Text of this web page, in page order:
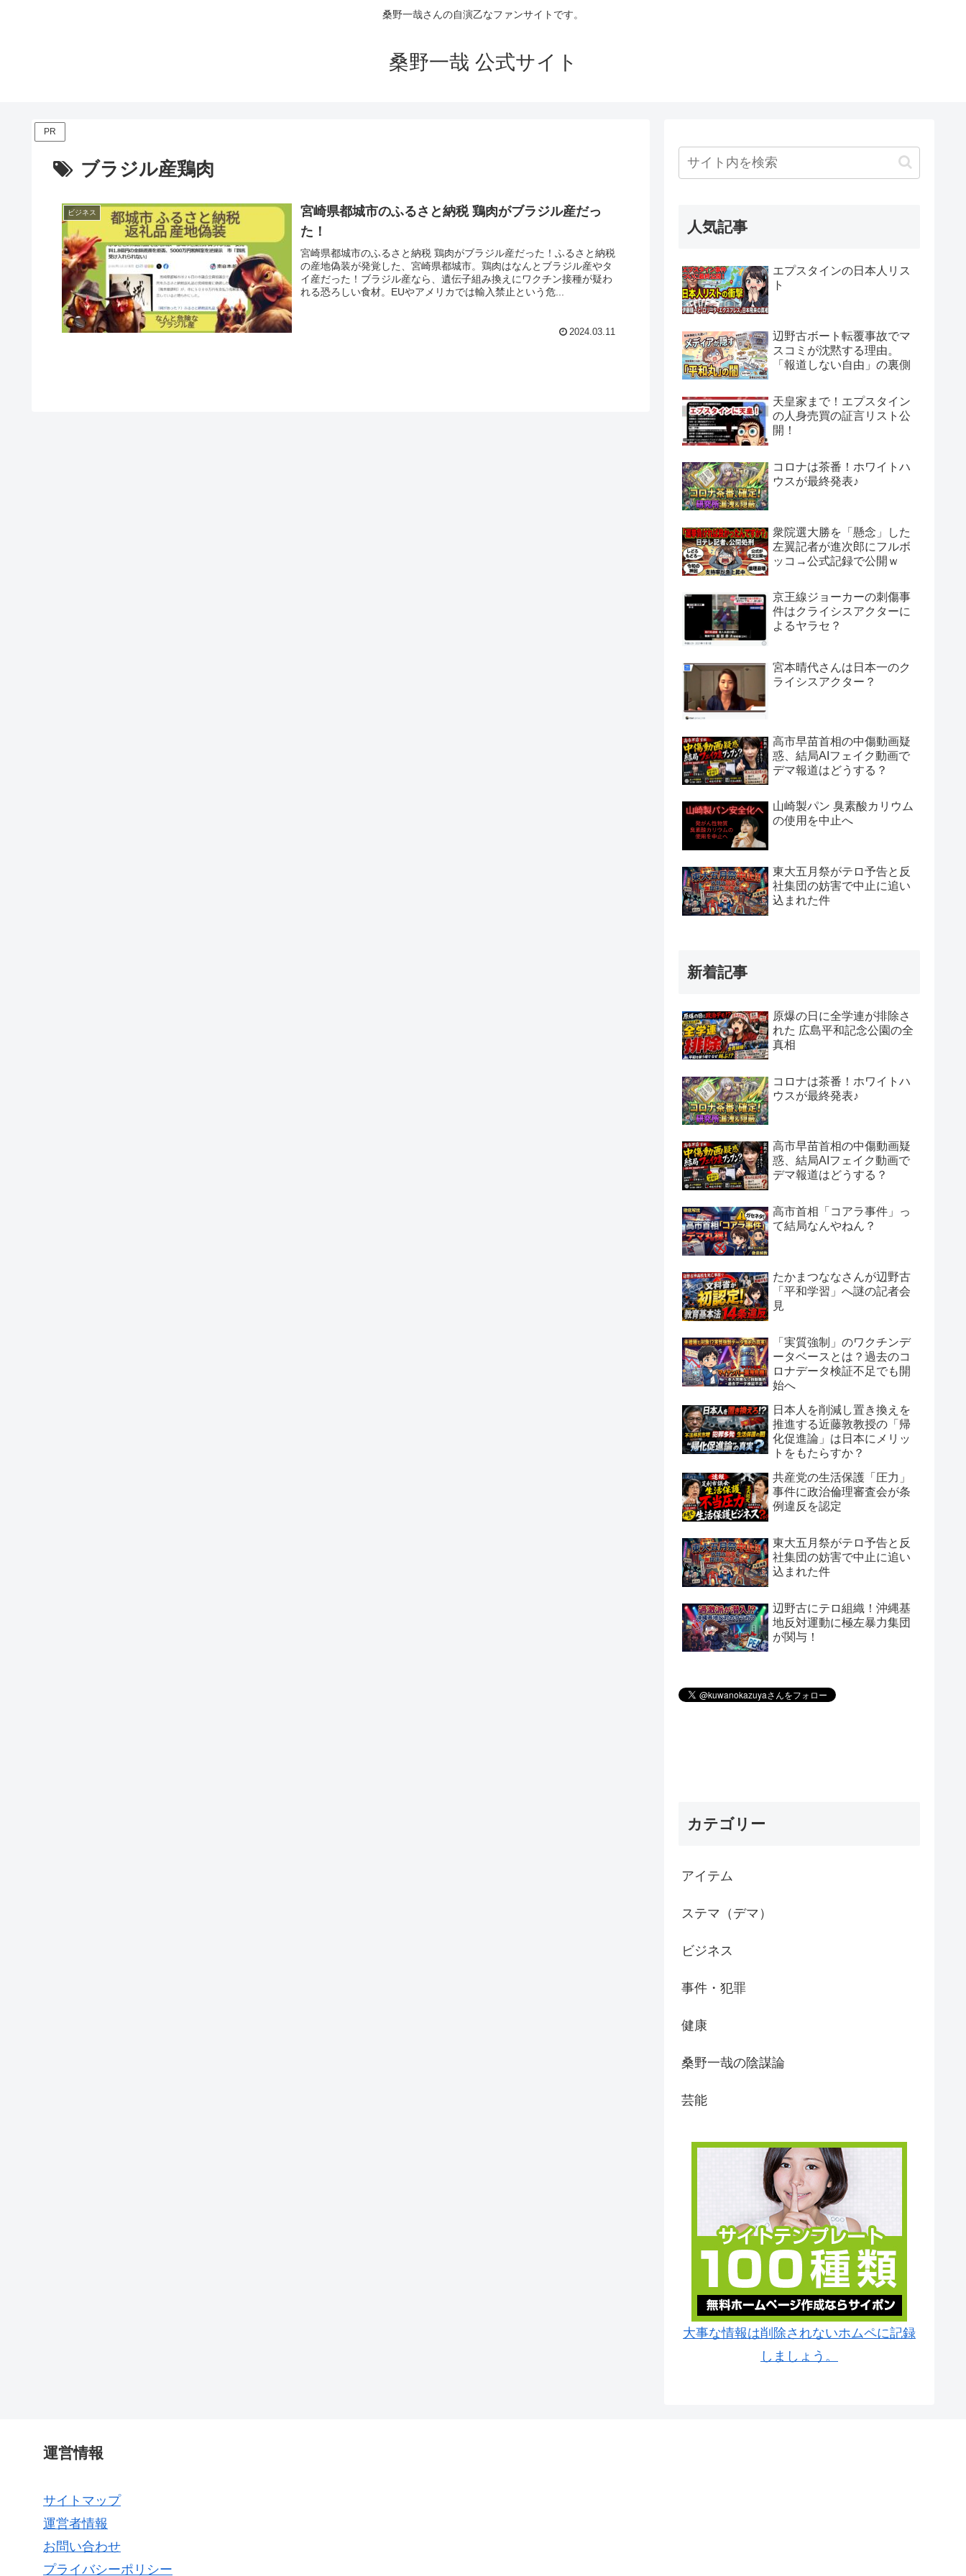
桑野一哉さんの自演乙なファンサイトです。
桑野一哉 公式サイト
PR
ブラジル産鶏肉
ビジネス
宮崎県都城市のふるさと納税 鶏肉がブラジル産だっ
た！
宮崎県都城市のふるさと納税 鶏肉がブラジル産だった！ふるさと納税
の産地偽装が発覚した、宮崎県都城市。鶏肉はなんとブラジル産やタ
イ産だった！ブラジル産なら、遺伝子組み換えにワクチン接種が疑わ
れる恐ろしい食材。EUやアメリカでは輸入禁止という危...
2024.03.11
人気記事
エプスタインの日本人リス
ト
辺野古ボート転覆事故でマ
スコミが沈黙する理由。
「報道しない自由」の裏側
天皇家まで！エプスタイン
の人身売買の証言リスト公
開！
コロナは茶番！ホワイトハ
ウスが最終発表♪
衆院選大勝を「懸念」した
左翼記者が進次郎にフルボ
ッコ→公式記録で公開ｗ
京王線ジョーカーの刺傷事
件はクライシスアクターに
よるヤラセ？
宮本晴代さんは日本一のク
ライシスアクター？
高市早苗首相の中傷動画疑
惑、結局AIフェイク動画で
デマ報道はどうする？
山崎製パン 臭素酸カリウム
の使用を中止へ
東大五月祭がテロ予告と反
社集団の妨害で中止に追い
込まれた件
新着記事
原爆の日に全学連が排除さ
れた 広島平和記念公園の全
真相
コロナは茶番！ホワイトハ
ウスが最終発表♪
高市早苗首相の中傷動画疑
惑、結局AIフェイク動画で
デマ報道はどうする？
高市首相「コアラ事件」っ
て結局なんやねん？
たかまつななさんが辺野古
「平和学習」へ謎の記者会
見
「実質強制」のワクチンデ
ータベースとは？過去のコ
ロナデータ検証不足でも開
始へ
日本人を削減し置き換えを
推進する近藤敦教授の「帰
化促進論」は日本にメリッ
トをもたらすか？
共産党の生活保護「圧力」
事件に政治倫理審査会が条
例違反を認定
東大五月祭がテロ予告と反
社集団の妨害で中止に追い
込まれた件
辺野古にテロ組織！沖縄基
地反対運動に極左暴力集団
が関与！
カテゴリー
アイテム
ステマ（デマ）
ビジネス
事件・犯罪
健康
桑野一哉の陰謀論
芸能
大事な情報は削除されないホムペに記録
しましょう。
運営情報
サイトマップ
運営者情報
お問い合わせ
プライバシーポリシー